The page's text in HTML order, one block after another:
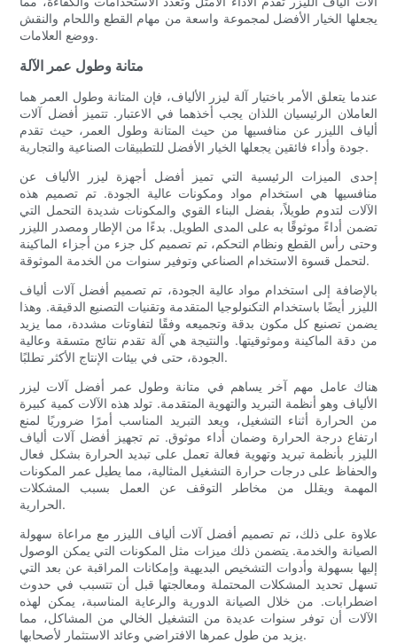
يجعلها الخيار الأفضل لمجموعة واسعة من مهام القطع واللحام والنقش
ووضع العلامات.
متانة وطول عمر الآلة
عندما يتعلق الأمر باختيار آلة ليزر الألياف، فإن المتانة وطول العمر هما
العاملان الرئيسيان اللذان يجب أخذهما في الاعتبار. تتميز أفضل آلات
ألياف الليزر عن منافسيها من حيث المتانة وطول العمر، حيث تقدم
جودة وأداء فائقين يجعلها الخيار الأفضل للتطبيقات الصناعية والتجارية.
إحدى الميزات الرئيسية التي تميز أفضل أجهزة ليزر الألياف عن
منافسيها هي استخدام مواد ومكونات عالية الجودة. تم تصميم هذه
الآلات لتدوم طويلاً، بفضل البناء القوي والمكونات شديدة التحمل التي
تضمن أداءً موثوقًا به على المدى الطويل. بدءًا من الإطار ومصدر الليزر
وحتى رأس القطع ونظام التحكم، تم تصميم كل جزء من أجزاء الماكينة
لتحمل قسوة الاستخدام الصناعي وتوفير سنوات من الخدمة الموثوقة.
بالإضافة إلى استخدام مواد عالية الجودة، تم تصميم أفضل آلات ألياف
الليزر أيضًا باستخدام التكنولوجيا المتقدمة وتقنيات التصنيع الدقيقة. وهذا
يضمن تصنيع كل مكون بدقة وتجميعه وفقًا لتفاوتات مشددة، مما يزيد
من دقة الماكينة وموثوقيتها. والنتيجة هي آلة تقدم نتائج متسقة وعالية
الجودة، حتى في بيئات الإنتاج الأكثر تطلبًا.
هناك عامل مهم آخر يساهم في متانة وطول عمر أفضل آلات ليزر
الألياف وهو أنظمة التبريد والتهوية المتقدمة. تولد هذه الآلات كمية كبيرة
من الحرارة أثناء التشغيل، ويعد التبريد المناسب أمرًا ضروريًا لمنع
ارتفاع درجة الحرارة وضمان أداء موثوق. تم تجهيز أفضل آلات ألياف
الليزر بأنظمة تبريد وتهوية فعالة تعمل على تبديد الحرارة بشكل فعال
والحفاظ على درجات حرارة التشغيل المثالية، مما يطيل عمر المكونات
المهمة ويقلل من مخاطر التوقف عن العمل بسبب المشكلات
الحرارية.
علاوة على ذلك، تم تصميم أفضل آلات ألياف الليزر مع مراعاة سهولة
الصيانة والخدمة. يتضمن ذلك ميزات مثل المكونات التي يمكن الوصول
إليها بسهولة وأدوات التشخيص البديهية وإمكانات المراقبة عن بعد التي
تسهل تحديد المشكلات المحتملة ومعالجتها قبل أن تتسبب في حدوث
اضطرابات. من خلال الصيانة الدورية والرعاية المناسبة، يمكن لهذه
الآلات أن توفر سنوات عديدة من التشغيل الخالي من المشاكل، مما
يزيد من طول عمرها الافتراضي وعائد الاستثمار لأصحابها.